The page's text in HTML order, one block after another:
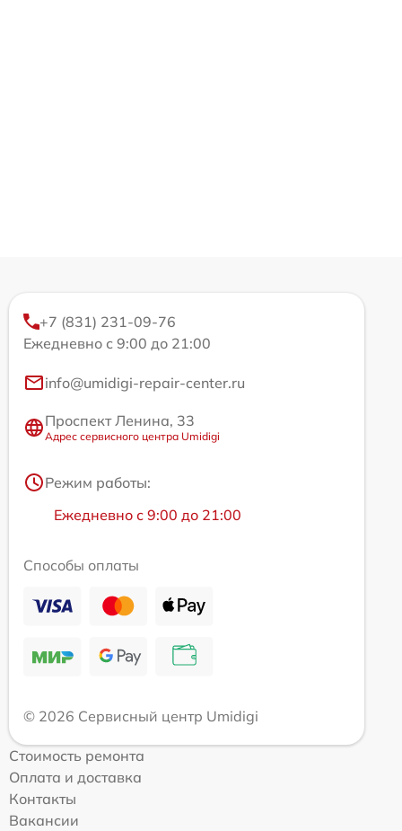
+7 (831) 231-09-76
Ежедневно с 9:00 до 21:00
info@umidigi-repair-center.ru
Проспект Ленина, 33
Адрес сервисного центра Umidigi
Режим работы:
Ежедневно с 9:00 до 21:00
Способы оплаты
© 2026 Сервисный центр Umidigi
Стоимость ремонта
Оплата и доставка
Контакты
Вакансии